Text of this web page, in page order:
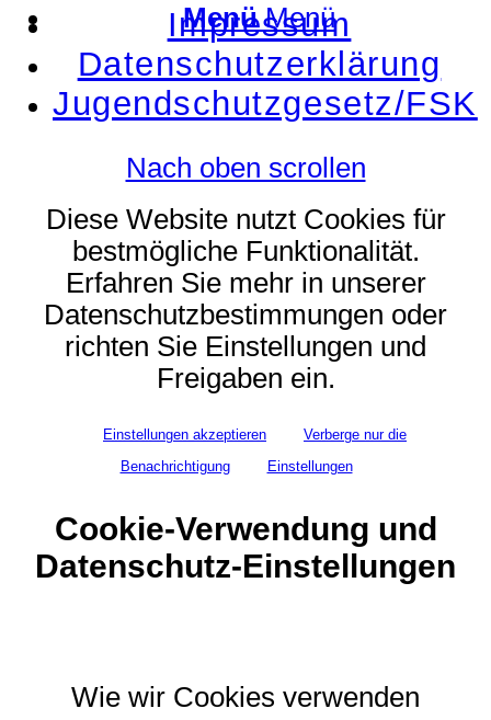
Menü Menü
Impressum
Datenschutzerklärung
Jugendschutzgesetz/FSK
Nach oben scrollen
Diese Website nutzt Cookies für
bestmögliche Funktionalität.
Erfahren Sie mehr in unserer
Datenschutzbestimmungen oder
richten Sie Einstellungen und
Freigaben ein.
Einstellungen akzeptieren
Verberge nur die
Benachrichtigung
Einstellungen
Cookie-Verwendung und
Datenschutz-Einstellungen
Wie wir Cookies verwenden